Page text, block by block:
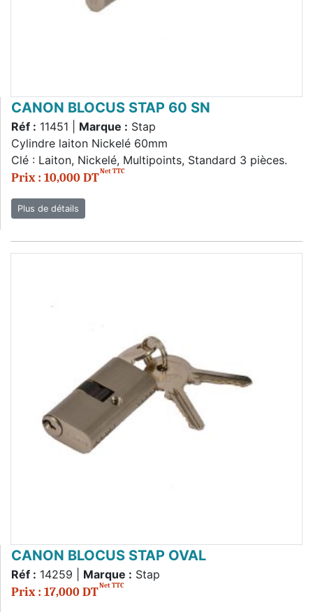
CANON BLOCUS STAP 60 SN
Réf : 11451 | Marque : Stap
Cylindre laiton Nickelé 60mm
Clé : Laiton, Nickelé, Multipoints, Standard 3 pièces.
Prix : 10,000 DTNet TTC
Plus de détails
CANON BLOCUS STAP OVAL
Réf : 14259 | Marque : Stap
Prix : 17,000 DTNet TTC